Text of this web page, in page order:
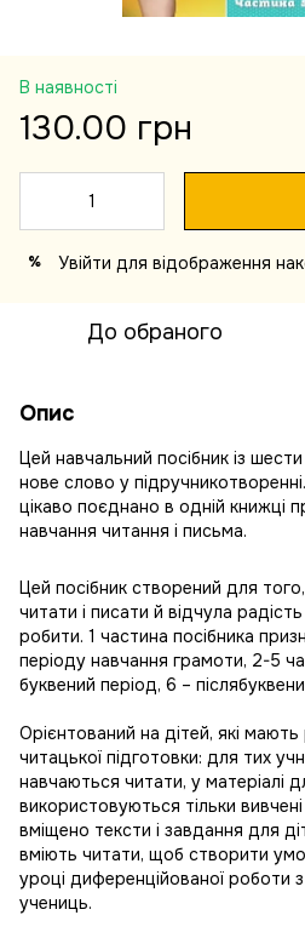
В наявності
130.00 грн
% Увійти для відображення
До обраного
Опис
Цей навчальний посібник із
нове слово у
цікаво поєднано в одній книжці
навчання читання і письма.
Цей посібник створений для
читати і писати й відчула
робити. 1 частина посібника
періоду навчання грамоти, 2-5
буквений період, 6 –
Орієнтований на дітей, які мають
читацької підготовки: для тих
навчаються читати, у матеріалі
використовуються тільки
вміщено тексти і завдання для
вміють читати, щоб створити
уроці диференційованої роботи
учениць.